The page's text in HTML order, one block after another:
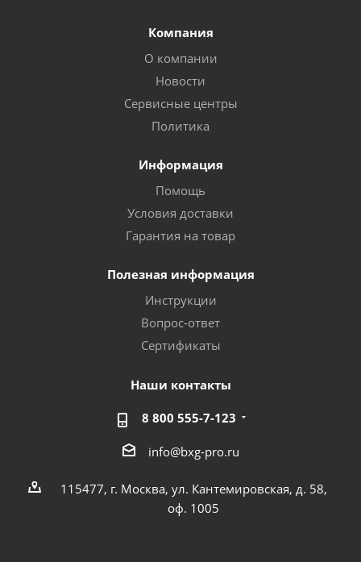
Компания
О компании
Новости
Сервисные центры
Политика
Информация
Помощь
Условия доставки
Гарантия на товар
Полезная информация
Инструкции
Вопрос-ответ
Сертификаты
Наши контакты
8 800 555-7-123
info@bxg-pro.ru
115477, г. Москва, ул. Кантемировская, д. 58,
оф. 1005